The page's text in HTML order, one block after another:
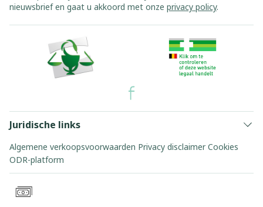
nieuwsbrief en gaat u akkoord met onze privacy policy.
Juridische links
Algemene verkoopsvoorwaarden Privacy disclaimer Cookies
ODR-platform